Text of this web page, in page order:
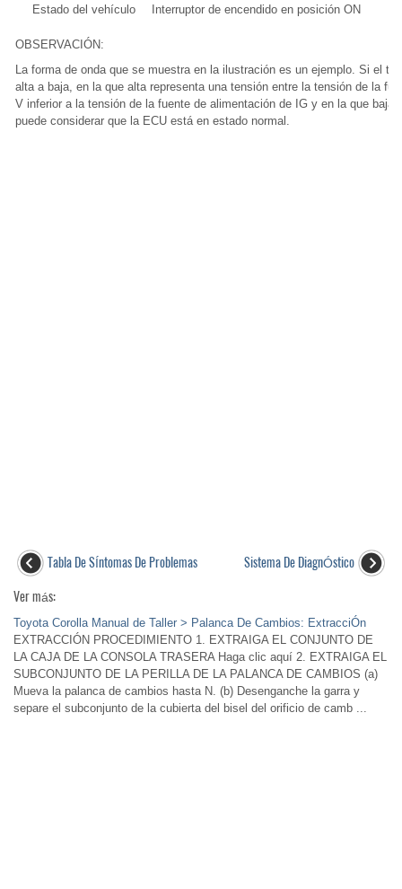
Estado del vehículo Interruptor de encendido en posición ON
OBSERVACIÓN:
La forma de onda que se muestra en la ilustración es un ejemplo. Si el
alta a baja, en la que alta representa una tensión entre la tensión de la
V inferior a la tensión de la fuente de alimentación de IG y en la que baja
puede considerar que la ECU está en estado normal.
Tabla De SÍntomas De Problemas
Sistema De DiagnÓstico
Ver más:
Toyota Corolla Manual de Taller > Palanca De Cambios: ExtracciÓn
EXTRACCIÓN PROCEDIMIENTO 1. EXTRAIGA EL CONJUNTO DE
LA CAJA DE LA CONSOLA TRASERA Haga clic aquí 2. EXTRAIGA EL
SUBCONJUNTO DE LA PERILLA DE LA PALANCA DE CAMBIOS (a)
Mueva la palanca de cambios hasta N. (b) Desenganche la garra y
separe el subconjunto de la cubierta del bisel del orificio de camb ...